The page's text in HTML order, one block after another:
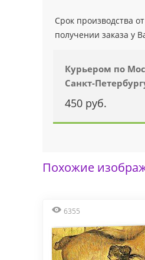
Срок производства
получении заказа у
Курьером по
Санкт-
450 руб.
Похожие
6355